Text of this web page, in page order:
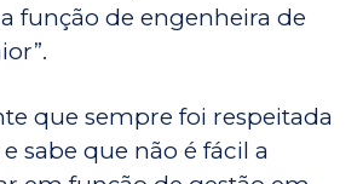
função de engenheira de
que sempre foi respeitada
sabe que não é fácil a